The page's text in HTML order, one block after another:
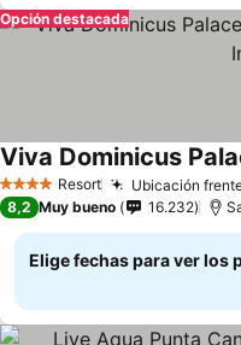
Opción destacada
4 EstrellasResort Ubicación
8,2 Muy bueno 16.232
Elige fechas para ver los